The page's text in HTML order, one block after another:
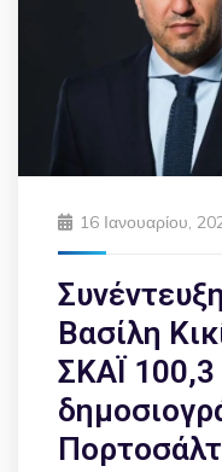
16 Ιανουαρίου,
Βασίλη
ΣΚΑΪ 100,3